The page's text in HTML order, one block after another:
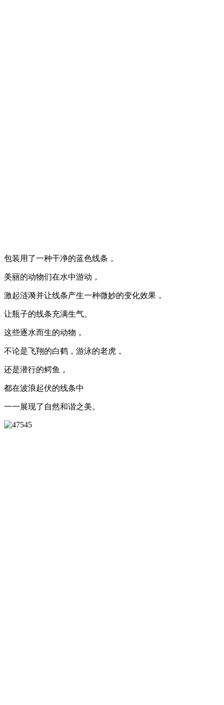
包装用了一种干净的蓝色线条，
美丽的动物们在水中游动，
激起涟漪并让线条产生一种微妙的变化效果，
让瓶子的线条充满生气。
这些逐水而生的动物，
不论是飞翔的白鹤，游泳的老虎，
还是潜行的鳄鱼，
都在波浪起伏的线条中
一一展现了自然和谐之美。